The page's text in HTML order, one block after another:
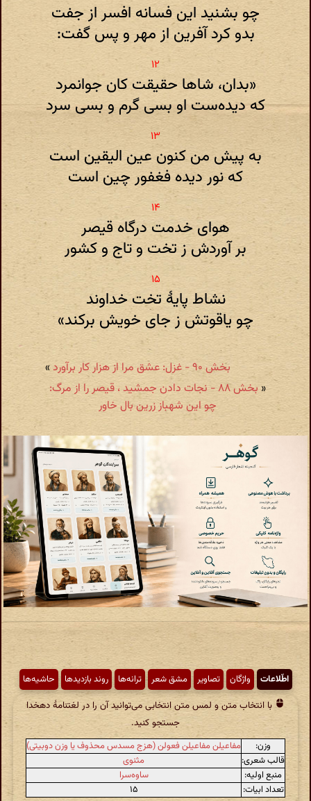
چو بشنید این فسانه افسر از جفت
بدو کرد آفرین از مهر و پس گفت:
«بدان، شاها حقیقت کان جوانمرد
که دیده‌ست او بسی گرم و بسی سرد
به پیش من کنون عین الیقین است
که نور دیده فغفور چین است
هوای خدمت درگاه قیصر
بر آوردش ز تخت و تاج و کشور
نشاط پایهٔ تخت خداوند
چو یاقوتش ز جای خویش برکند»
بخش ۹۰ - غزل: عشق مرا از هزار کار برآورد
»
«
بخش ۸۸ - نجات دادن جمشید ، قیصر را از مرگ:
چو این شهباز زرین بال خاور
اطّلاعات واژگان تصاویر مشق شعر ترانه‌ها روند بازدیدها حاشیه‌ها
با انتخاب متن و لمس متن انتخابی می‌توانید آن را در لغتنامهٔ دهخدا
جستجو کنید.
وزن:
مفاعیلن مفاعیلن فعولن (هزج مسدس محذوف یا وزن دوبیتی)
قالب شعری:
مثنوی
منبع اولیه:
ساوه‌سرا
تعداد ابیات:
۱۵